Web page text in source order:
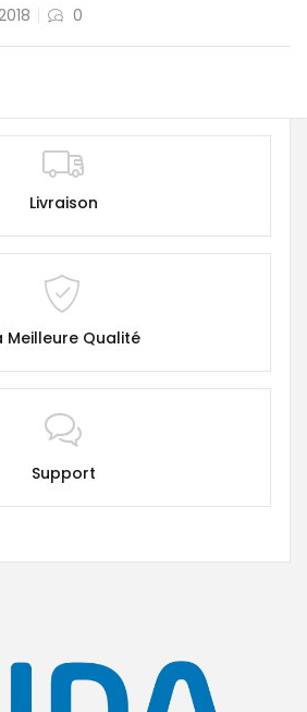
0
Livraison
Meilleure Qualité
Support